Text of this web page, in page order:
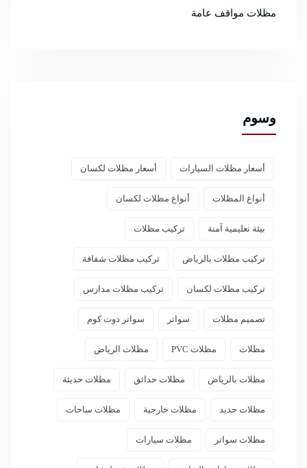
مظلات مواقف عامة
وسوم
أسعار مظلات السيارات أسعار مظلات لكسان
أنواع المظلات أنواع مظلات لكسان
بيئة تعليمية آمنة تركيب مظلات
تركيب مظلات بالرياض تركيب مظلات شفافة
تركيب مظلات لكسان تركيب مظلات مدارس
تصميم مظلات سواتر سواتر دوت كوم
مظلات مظلات PVC مظلات الرياض
مظلات بالرياض مظلات حدائق مظلات حديثة
مظلات حديد مظلات خارجية مظلات ساحات
مظلات سواتر مظلات سيارات